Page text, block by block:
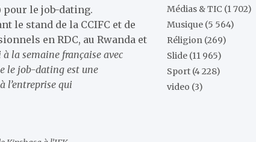
pour le job-dating.
le stand de la CCIFC et de
en RDC, au Rwanda et
à la semaine française avec
le job-dating est une
l’entreprise qui
Médias & TIC (1 702)
Musique (5 564)
Réligion (269)
Slide (11 965)
Sport (4 228)
video (3)